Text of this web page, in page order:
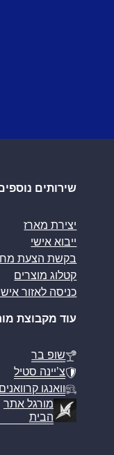
שירותים
יצירת מארז
ייבוא אישי
בקשת הצעת
קטלוג מוצרים
כניסה לאזור
עוד מקבוצת
שופ בר
צ’יינה סטיל
וואנגו קרוואנים
מורגל אתר
הבית